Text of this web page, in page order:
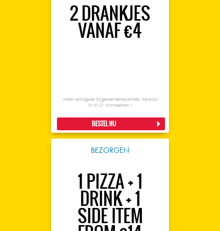
2 DRANKJES
VANAF €4
Alleen verkrijgbaar bij geselecteerde winkels. Verloopt
01-01-27. Voorwaarden >
BESTEL NU
BEZORGEN
1 PIZZA + 1
DRINK + 1
SIDE ITEM